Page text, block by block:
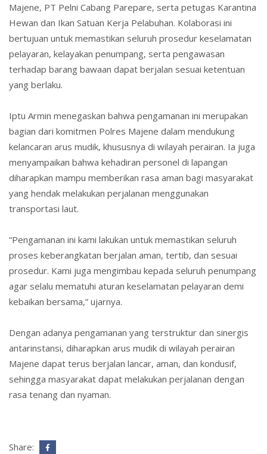
Majene, PT Pelni Cabang Parepare, serta petugas Karantina
Hewan dan Ikan Satuan Kerja Pelabuhan. Kolaborasi ini
bertujuan untuk memastikan seluruh prosedur keselamatan
pelayaran, kelayakan penumpang, serta pengawasan
terhadap barang bawaan dapat berjalan sesuai ketentuan
yang berlaku.
Iptu Armin menegaskan bahwa pengamanan ini merupakan
bagian dari komitmen Polres Majene dalam mendukung
kelancaran arus mudik, khususnya di wilayah perairan. Ia juga
menyampaikan bahwa kehadiran personel di lapangan
diharapkan mampu memberikan rasa aman bagi masyarakat
yang hendak melakukan perjalanan menggunakan
transportasi laut.
“Pengamanan ini kami lakukan untuk memastikan seluruh
proses keberangkatan berjalan aman, tertib, dan sesuai
prosedur. Kami juga mengimbau kepada seluruh penumpang
agar selalu mematuhi aturan keselamatan pelayaran demi
kebaikan bersama,” ujarnya.
Dengan adanya pengamanan yang terstruktur dan sinergis
antarinstansi, diharapkan arus mudik di wilayah perairan
Majene dapat terus berjalan lancar, aman, dan kondusif,
sehingga masyarakat dapat melakukan perjalanan dengan
rasa tenang dan nyaman.
Share: